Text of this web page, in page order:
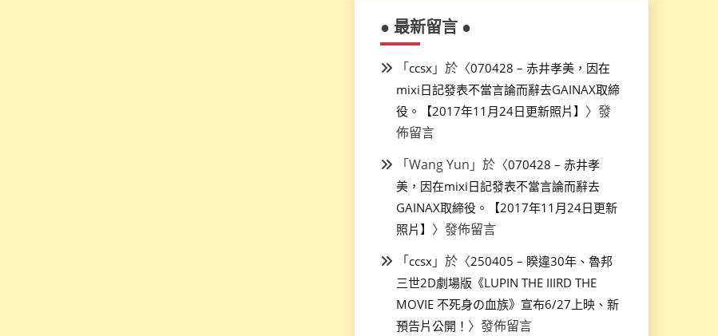
● 最新留言 ●
「ccsx」於〈070428 – 赤井孝美，因在
mixi日記發表不當言論而辭去GAINAX取締
役。【2017年11月24日更新照片】 〉發
佈留言
「Wang Yun 」於〈070428 – 赤井孝
美，因在mixi日記發表不當言論而辭去
GAINAX取締役。【2017年11月24日更新
照片】 〉發佈留言
「ccsx」於〈250405 – 睽違30年、魯邦
三世2D劇場版《LUPIN THE IIIRD THE
MOVIE 不死身の血族》宣布6/27上映、新
預告片公開！ 〉發佈留言